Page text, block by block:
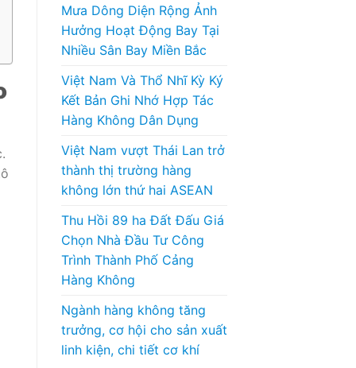
Mưa Dông Diện Rộng Ảnh
Hưởng Hoạt Động Bay Tại
Nhiều Sân Bay Miền Bắc
Việt Nam Và Thổ Nhĩ Kỳ Ký
Kết Bản Ghi Nhớ Hợp Tác
Hàng Không Dân Dụng
Việt Nam vượt Thái Lan trở
thành thị trường hàng
không lớn thứ hai ASEAN
Thu Hồi 89 ha Đất Đấu Giá
Chọn Nhà Đầu Tư Công
Trình Thành Phố Cảng
Hàng Không
Ngành hàng không tăng
trưởng, cơ hội cho sản xuất
linh kiện, chi tiết cơ khí